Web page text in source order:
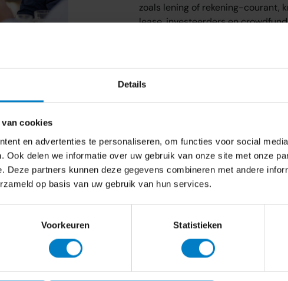
Details
van cookies
en advertenties te personaliseren, om functies voor social
Ook delen we informatie over uw gebruik van onze site met onze
Deze partners kunnen deze gegevens combineren met andere
op basis van uw gebruik van hun services.
Voorkeuren Statistieken
zoals lening of rekening-courant,
lease, investeerders en
combinatie van financiers het
Gratis
resultaat